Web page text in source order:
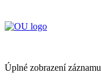
Úplné zobrazení záznamu